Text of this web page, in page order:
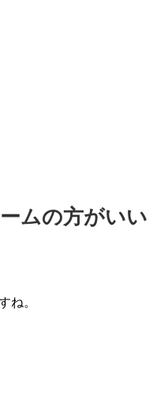
ムの方がいい
ね。